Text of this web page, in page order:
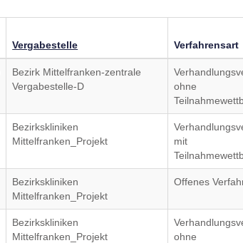
Vergabestelle Verfahrensart
Bezirk Mittelfranken-zentrale
Vergabestelle-D
ohne
Bezirkskliniken
Mittelfranken_Projekt
mit
Bezirkskliniken
Mittelfranken_Projekt
Offenes
Bezirkskliniken
Mittelfranken_Projekt
ohne